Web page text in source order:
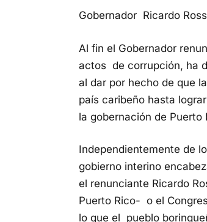
Gobernador Ricardo
Al fin el Gobernador
actos de corrupción, ha
al dar por hecho de que
país caribeño hasta
la gobernación de Puerto
Independientemente de
gobierno interino
el renunciante Ricardo
Puerto Rico- o el
lo que el pueblo